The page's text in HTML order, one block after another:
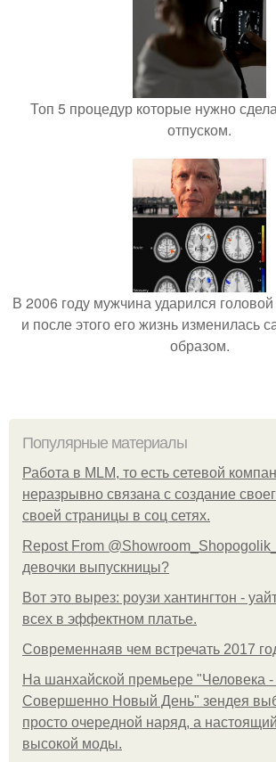
Топ 5 процедур которые нужно
отпуском.
В 2006 году мужчина ударился
и после этого его жизнь изменилась
образом.
Популярные материалы
Работа в MLM, то есть сетевой
неразрывно связана с создание
своей страницы в соц сетях.
Repost From
девочки выпускницы?
Вот это вырез: роузи хантингтон -
всех в эффектном платьe.
Современнаяв чем встречать 2017
На шанхайской премьере "Человека -
Совершенно Новый День" зендея
просто очередной наряд, а
высокой моды.